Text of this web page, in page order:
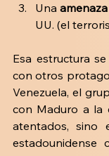
Una
UU. (el
Esa estructura
con otros
Venezuela, el
con Maduro a la
atentados, sino
estadounidense